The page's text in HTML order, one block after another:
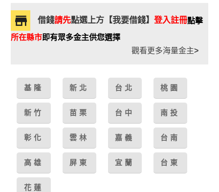
借錢請先點選上方【我要借錢】登入註冊點擊
所在縣市即有眾多金主供您選擇
觀看更多海量金主>
基隆 新北 台北 桃園
新竹 苗栗 台中 南投
彰化 雲林 嘉義 台南
高雄 屏東 宜蘭 台東
花蓮